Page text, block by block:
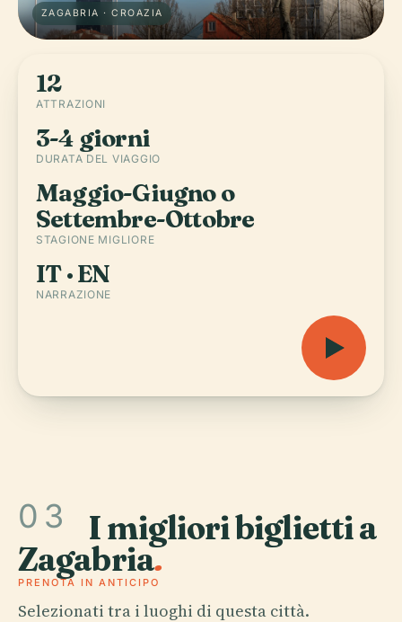
ZAGABRIA · CROAZIA
12
ATTRAZIONI
3-4 giorni
DURATA DEL VIAGGIO
Maggio-Giugno o
Settembre-Ottobre
STAGIONE MIGLIORE
IT · EN
NARRAZIONE
03 I migliori biglietti a
Zagabria.
PRENOTA IN ANTICIPO
Selezionati tra i luoghi di questa città.